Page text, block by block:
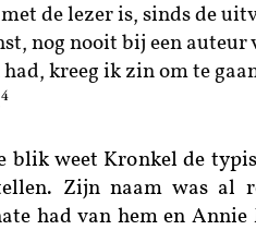
de lezer is, sinds de
nog nooit bij een auteur
had, kreeg ik zin om te
4
blik weet Kronkel de
Zijn naam was al
had van hem en